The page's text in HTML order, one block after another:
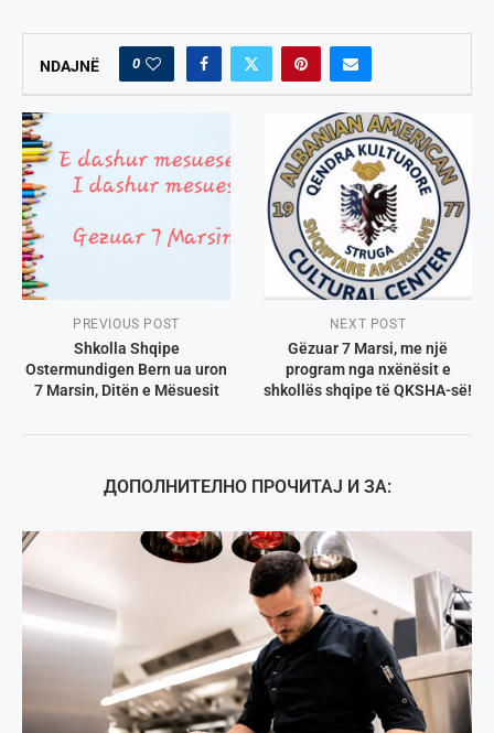
NDAJNË 0
PREVIOUS POST
Shkolla Shqipe
Ostermundigen Bern ua uron
7 Marsin, Ditën e Mësuesit
NEXT POST
Gëzuar 7 Marsi, me një
program nga nxënësit e
shkollës shqipe të QKSHA-së!
ДОПОЛНИТЕЛНО ПРОЧИТАЈ И ЗА: